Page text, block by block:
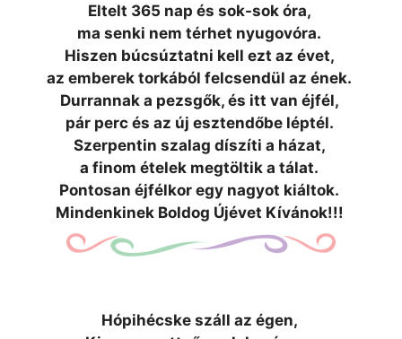
Eltelt 365 nap és sok-sok óra,
ma senki nem térhet nyugovóra.
Hiszen búcsúztatni kell ezt az évet,
az emberek torkából felcsendül az ének.
Durrannak a pezsgők, és itt van éjfél,
pár perc és az új esztendőbe léptél.
Szerpentin szalag díszíti a házat,
a finom ételek megtöltik a tálat.
Pontosan éjfélkor egy nagyot kiáltok.
Mindenkinek Boldog Újévet Kívánok!!!
Hópihécske száll az égen,